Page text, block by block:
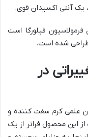
فیلورگا است
طراحی شده است.
در
علمی کرم سفت کننده و
از این محصول فراتر از یک